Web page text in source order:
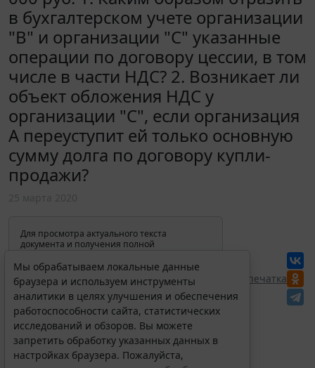
в бухгалтерском учете организации
"В" и организации "С" указанные
операции по договору цессии, в том
числе в части НДС? 2. Возникает ли
объект обложения НДС у
организации "С", если организация
А переуступит ей только основную
сумму долга по договору купли-
продажи?
Для просмотра актуального текста
документа и получения полной
изменениях и порядке применения
документа, воспользуйтесь поиском в
Интернет-версии системы ГАРАНТ:
Перепечатка
Мы обрабатываем локальные данные
браузера и используем инструменты
аналитики в целях улучшения и обеспечения
работоспособности сайта, статистических
исследований и обзоров. Вы можете
запретить обработку указанных данных в
настройках браузера. Пожалуйста,